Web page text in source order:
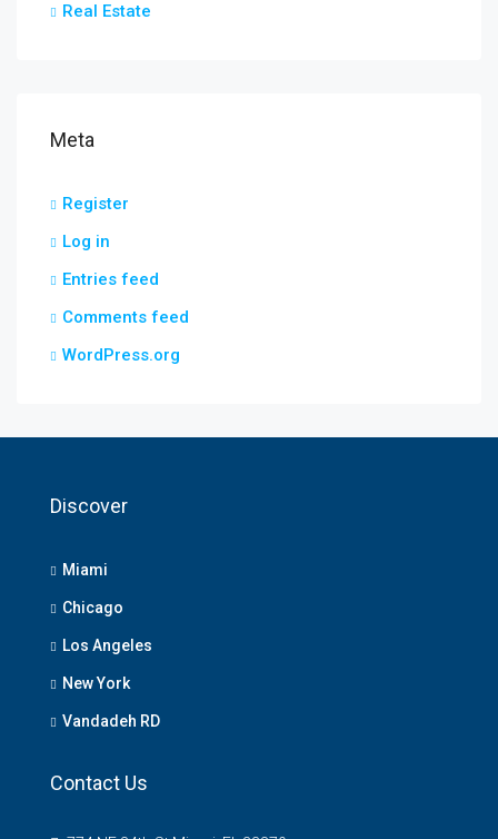
Real Estate
Meta
Register
Log in
Entries feed
Comments feed
WordPress.org
Discover
Miami
Chicago
Los Angeles
New York
Vandadeh RD
Contact Us